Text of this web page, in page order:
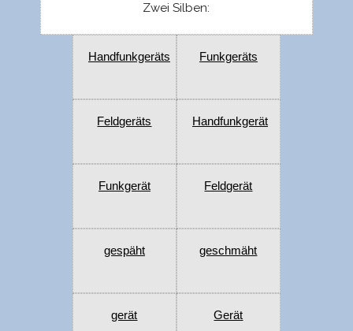
Zwei Silben:
Handfunkgeräts Funkgeräts
Feldgeräts Handfunkgerät
Funkgerät Feldgerät
gespäht geschmäht
gerät Gerät